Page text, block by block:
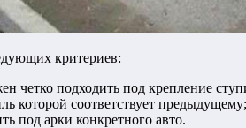
критериев:
четко подходить под крепление
которой соответствует предыдущему;
под арки конкретного авто.